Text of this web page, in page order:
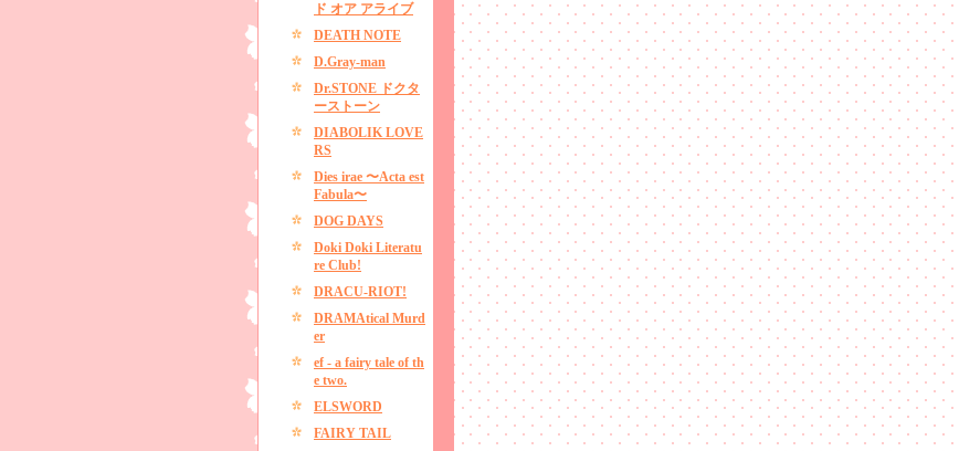
ド オア アライブ
DEATH NOTE
D.Gray-man
Dr.STONE ドクタ
ーストーン
DIABOLIK LOVE
RS
Dies irae 〜Acta est
Fabula〜
DOG DAYS
Doki Doki Literatu
re Club!
DRACU-RIOT!
DRAMAtical Murd
er
ef - a fairy tale of th
e two.
ELSWORD
FAIRY TAIL